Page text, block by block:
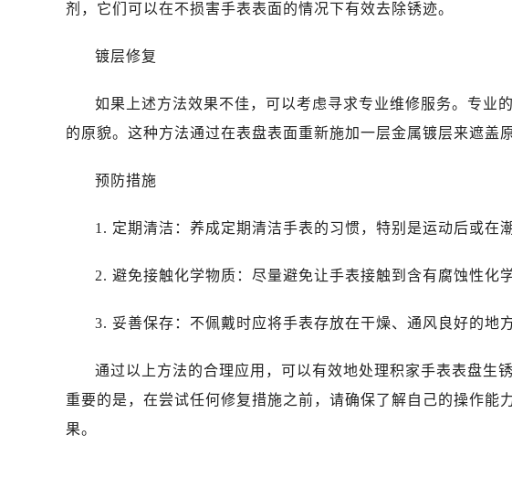
剂，它们可以在不损害手表表面的情况下有效去除锈迹。
镀层修复
如果上述方法效果不佳，可以考虑寻求专业维修服务。专业
的原貌。这种方法通过在表盘表面重新施加一层金属镀层来遮盖
预防措施
1. 定期清洁：养成定期清洁手表的习惯，特别是运动后或在
2. 避免接触化学物质：尽量避免让手表接触到含有腐蚀性化
3. 妥善保存：不佩戴时应将手表存放在干燥、通风良好的地
通过以上方法的合理应用，可以有效地处理积家手表表盘生
重要的是，在尝试任何修复措施之前，请确保了解自己的操作能
果。